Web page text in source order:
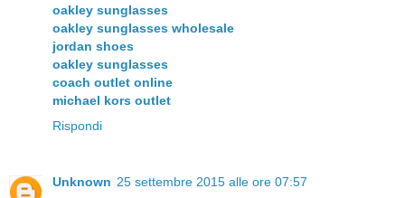
oakley sunglasses
oakley sunglasses wholesale
jordan shoes
oakley sunglasses
coach outlet online
michael kors outlet
Rispondi
Unknown 25 settembre 2015 alle ore 07:57